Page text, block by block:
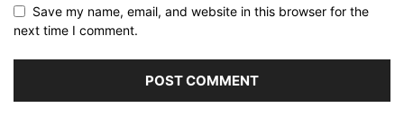
Save my name, email, and website in this browser for the
next time I comment.